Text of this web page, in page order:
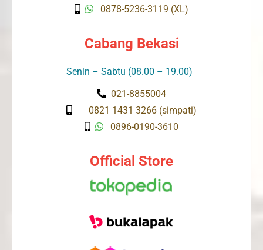
0878-5236-3119 (XL)
Cabang Bekasi
Senin – Sabtu (08.00 – 19.00)
021-8855004
0821 1431 3266 (simpati)
0896-0190-3610
Official Store